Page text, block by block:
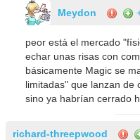
Meydon
peor está el mercado
echar unas risas con
básicamente Magic se
limitadas" que lanzan de
sino ya habrían cerrado
richard-threepwood